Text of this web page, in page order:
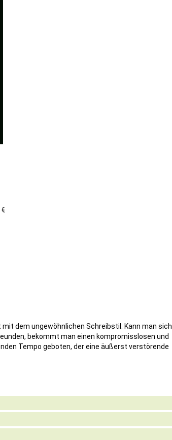
dem ungewöhnlichen Schreibstil: Kann man sich
bekommt man einen kompromisslosen und
Tempo geboten, der eine äußerst verstörende